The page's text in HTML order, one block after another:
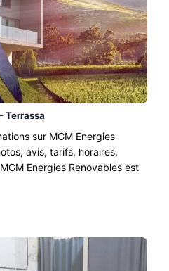
Terrassa
sur MGM Energies
avis, tarifs, horaires,
Energies Renovables est